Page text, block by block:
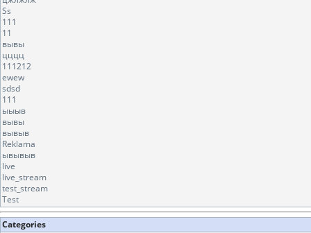
Ss
111
11
вывы
цццц
111212
ewew
sdsd
111
ыыыв
вывы
вывыв
Reklama
ывывыв
live
live_stream
test_stream
Test
Categories